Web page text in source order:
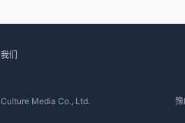
们
Media Co., Ltd.